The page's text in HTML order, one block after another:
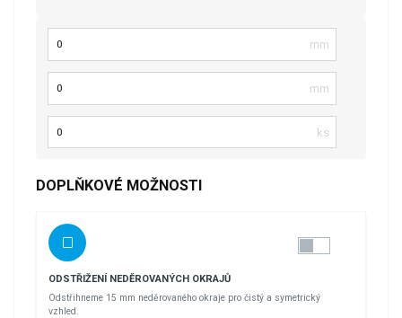
Počet kusů
DOPLŇKOVÉ MOŽNOSTI
ODSTŘIŽENÍ NEDĚROVANÝCH OKRAJŮ
Odstřihneme 15 mm neděrovaného okraje pro čistý a symetrický
vzhled.